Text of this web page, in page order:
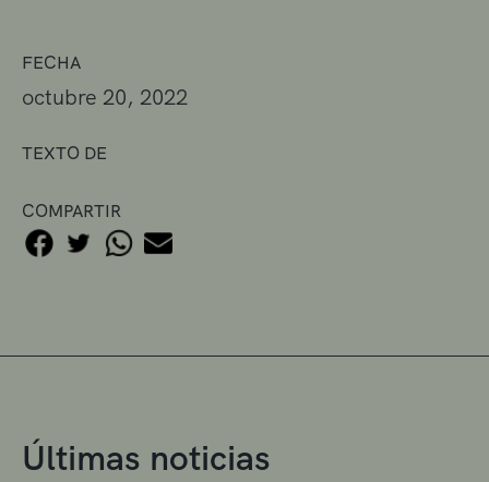
FECHA
octubre 20, 2022
TEXTO DE
COMPARTIR
Últimas noticias